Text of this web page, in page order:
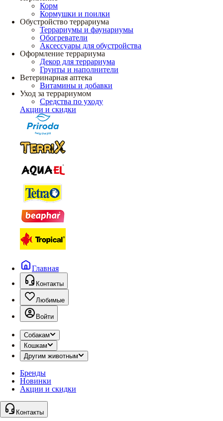
Корм
Кормушки и поилки
Обустройство террариума
Террариумы и фаунариумы
Обогреватели
Аксессуары для обустройства
Оформление террариума
Декор для террариума
Грунты и наполнители
Ветеринарная аптека
Витамины и добавки
Уход за террариумом
Средства по уходу
Акции и скидки
Главная
Контакты
Любимые
Войти
Собакам
Кошкам
Другим животным
Бренды
Новинки
Акции и скидки
Контакты